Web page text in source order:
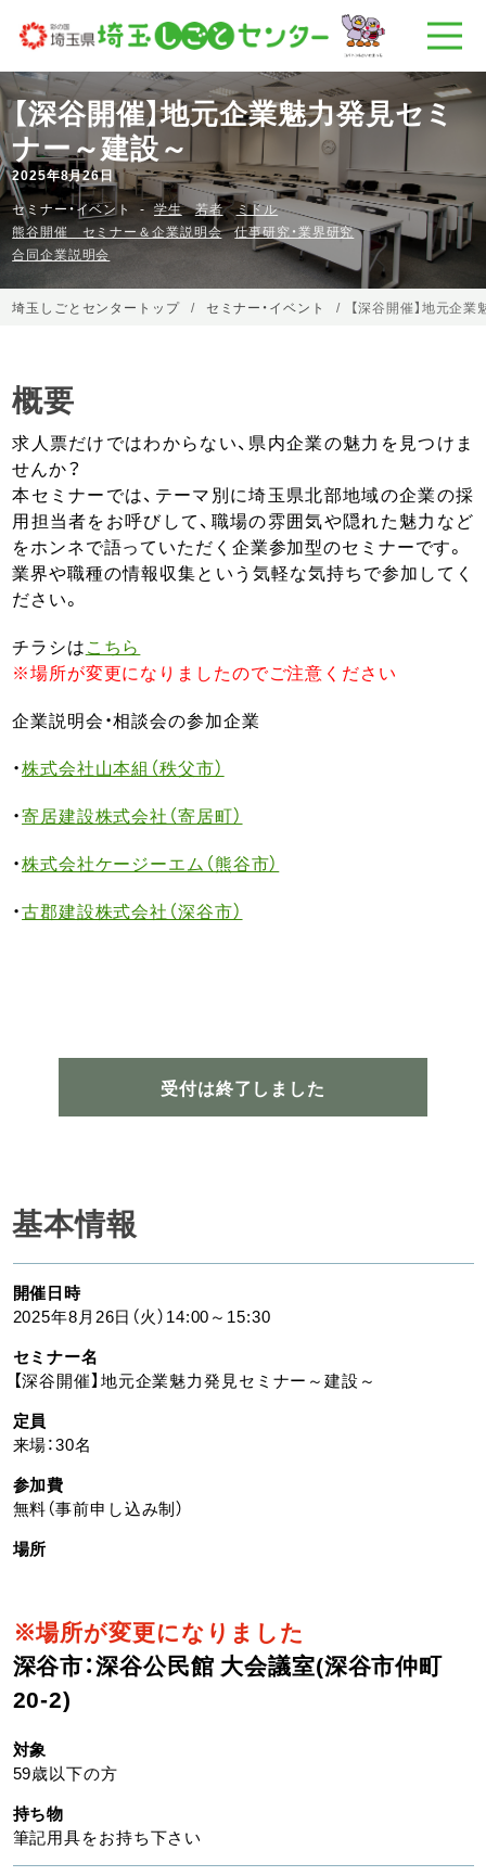
【深谷開催】地元企業魅力発見セミ
ナー～建設～
2025年8月26日
セミナー・イベント
学生 若者
ミドル
熊谷開催 セミナー＆企業説明会
仕事研究・業界研究
合同企業説明会
埼玉しごとセンタートップ セミナー・イベント 【深谷開催】地元企
概要
求人票だけではわからない、県内企業の魅力を見つけま
せんか？
本セミナーでは、テーマ別に埼玉県北部地域の企業の採
用担当者をお呼びして、職場の雰囲気や隠れた魅力など
をホンネで語っていただく企業参加型のセミナーです。
業界や職種の情報収集という気軽な気持ちで参加してく
ださい。
チラシはこちら
※場所が変更になりましたのでご注意ください
企業説明会・相談会の参加企業
・株式会社山本組（秩父市）
・寄居建設株式会社（寄居町）
・株式会社ケージーエム（熊谷市）
・古郡建設株式会社（深谷市）
受付は終了しました
基本情報
開催日時
2025年8月26日（火）14:00～15:30
セミナー名
【深谷開催】地元企業魅力発見セミナー～建設～
定員
来場：30名
参加費
無料（事前申し込み制）
場所
※場所が変更になりました
深谷市：深谷公民館 大会議室(深谷市仲町
20-2)
対象
59歳以下の方
持ち物
筆記用具をお持ち下さい